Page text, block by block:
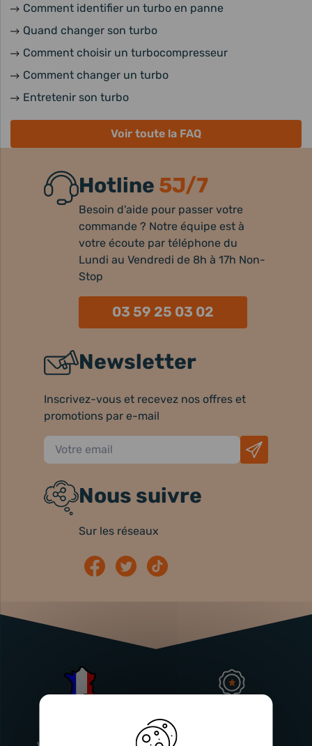
Comment identifier un turbo en panne
Quand changer son turbo
Comment choisir un turbocompresseur
Comment changer un turbo
Entretenir son turbo
Voir toute la FAQ
Hotline 5J/7
Besoin d'aide pour passer votre
commande ? Notre équipe est à
votre écoute par téléphone du
Lundi au Vendredi de 8h à 17h Non-
Stop
03 59 25 03 02
Newsletter
Inscrivez-vous et recevez nos offres et
promotions par e-mail
Nous suivre
Sur les réseaux